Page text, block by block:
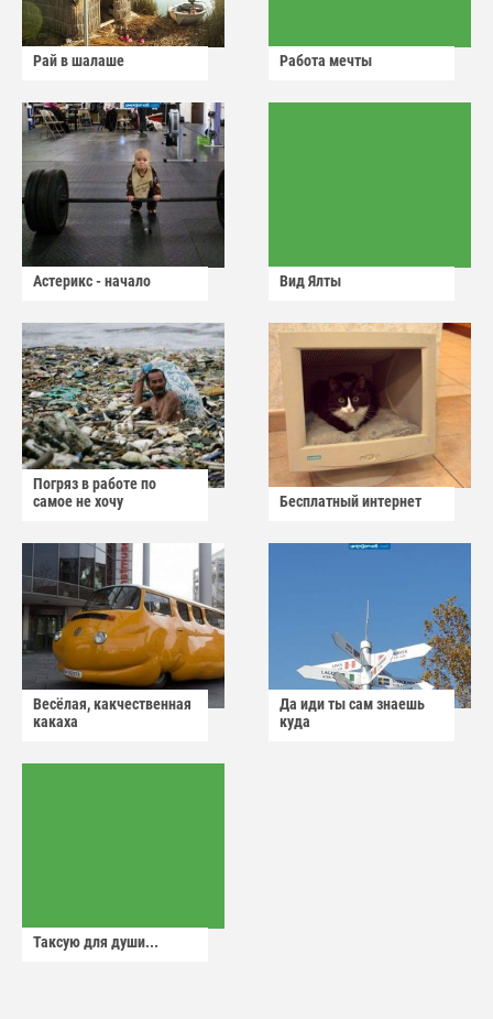
Рай в шалаше Работа мечты
Астерикс - начало Вид Ялты
Погряз в работе по
самое не хочу
Бесплатный интернет
Весёлая, какчественная
какаха
Да иди ты сам знаешь
куда
Таксую для души...